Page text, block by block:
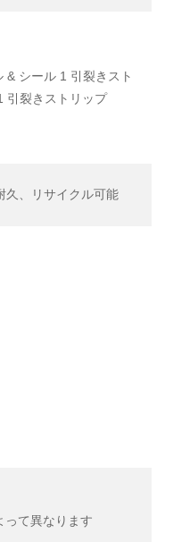
& シール 1 引裂きスト
引裂きストリップ
久、リサイクル可能
って異なります